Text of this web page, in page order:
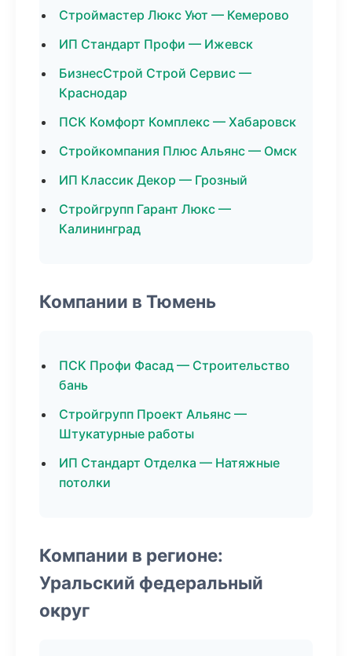
Строймастер Люкс Уют — Кемерово
ИП Стандарт Профи — Ижевск
БизнесСтрой Строй Сервис —
Краснодар
ПСК Комфорт Комплекс — Хабаровск
Стройкомпания Плюс Альянс — Омск
ИП Классик Декор — Грозный
Стройгрупп Гарант Люкс —
Калининград
Компании в Тюмень
ПСК Профи Фасад — Строительство
бань
Стройгрупп Проект Альянс —
Штукатурные работы
ИП Стандарт Отделка — Натяжные
потолки
Компании в регионе:
Уральский федеральный
округ